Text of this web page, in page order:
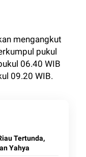
mengangkut
pukul
06.40 WIB
09.20 WIB.
Tertunda,
Yahya